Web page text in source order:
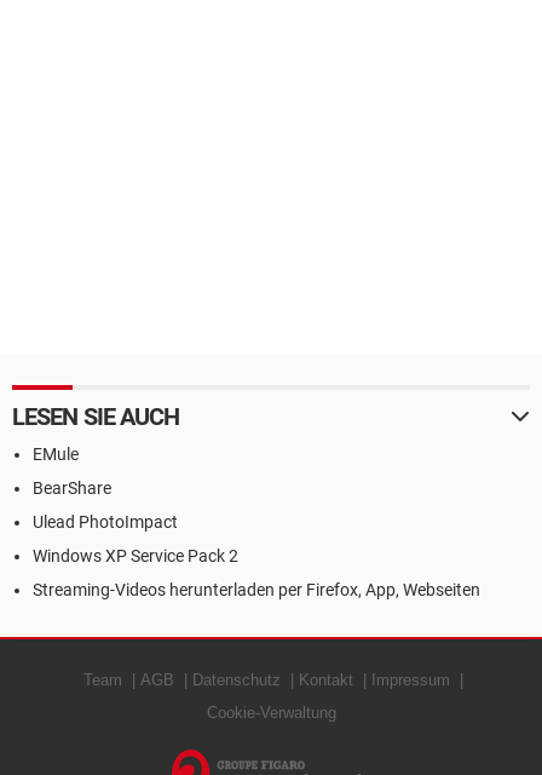
LESEN SIE AUCH
EMule
BearShare
Ulead PhotoImpact
Windows XP Service Pack 2
Streaming-Videos herunterladen per Firefox, App, Webseiten
Team AGB Datenschutz Kontakt
Impressum
Cookie-Verwaltung